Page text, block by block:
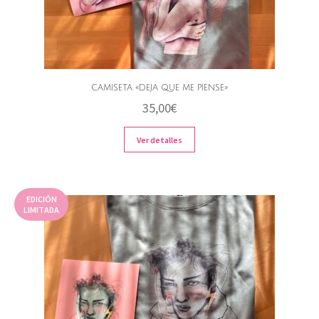
CAMISETA «DEJA QUE ME PIENSE»
35,00€
Ver detalles
EDICIÓN
LIMITADA